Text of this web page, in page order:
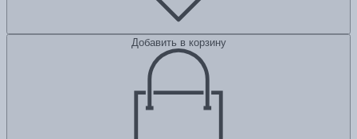
Добавить в корзину